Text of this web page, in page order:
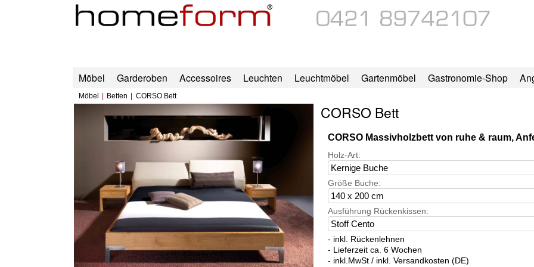
Möbel Garderoben Accessoires Leuchten Leuchtmöbel Gartenmöbel Gastronomie-Shop
Möbel Betten CORSO Bett
CORSO Bett
CORSO Massivholzbett von ruhe & raum,
Holz-Art:
Größe Buche:
Ausführung Rückenkissen:
- inkl. Rückenlehnen
- Lieferzeit ca. 6 Wochen
- inkl.MwSt / inkl. Versandkosten (DE)